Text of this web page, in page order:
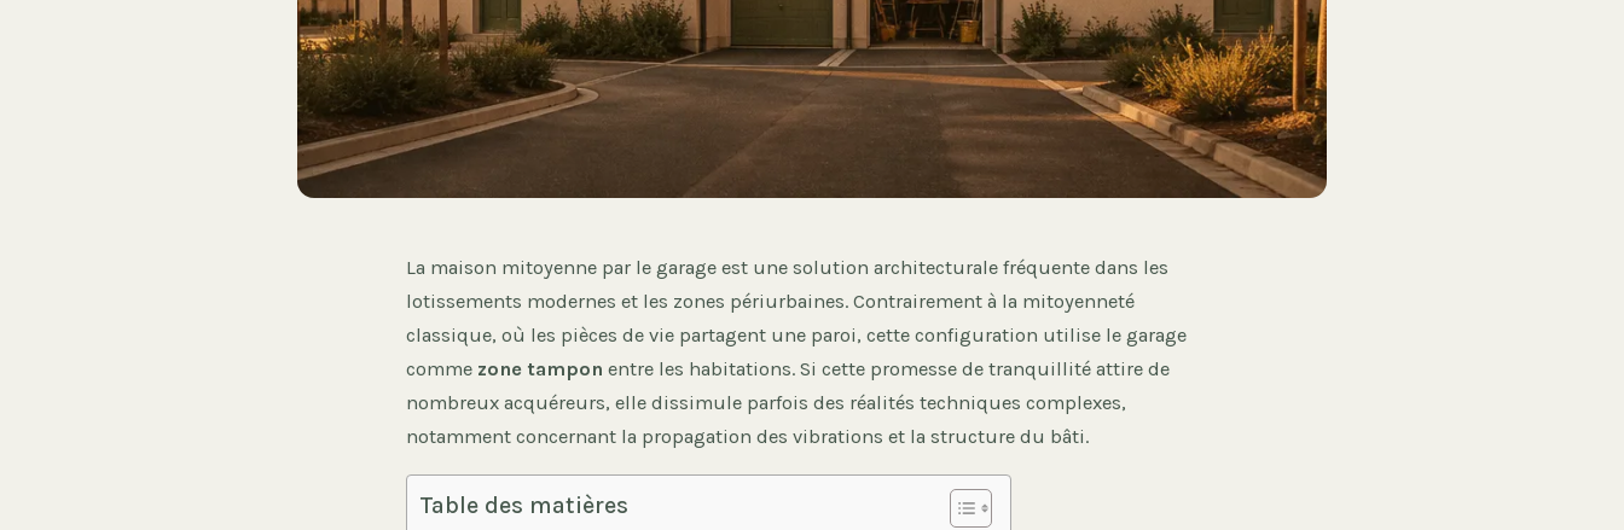
La maison mitoyenne par le garage est une solution architecturale fréquente dans les
lotissements modernes et les zones périurbaines. Contrairement à la mitoyenneté
classique, où les pièces de vie partagent une paroi, cette configuration utilise le garage
comme zone tampon entre les habitations. Si cette promesse de tranquillité attire de
nombreux acquéreurs, elle dissimule parfois des réalités techniques complexes,
notamment concernant la propagation des vibrations et la structure du bâti.
Table des matières